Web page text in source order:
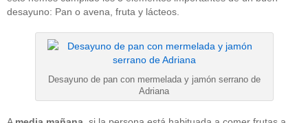
desayuno: Pan o avena, fruta y lácteos.
Desayuno de pan con mermelada y jamón serrano de
Adriana